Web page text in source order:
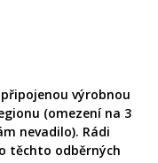
výrobnou
(omezení na 3
nevadilo). Rádi
těchto odběrných